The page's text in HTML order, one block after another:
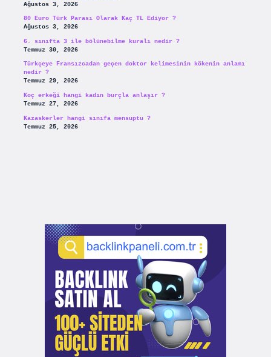
Ağustos 3, 2026
80 Euro Türk Parası Olarak Kaç TL Ediyor ?
Ağustos 3, 2026
6. sınıfta 3 ile bölünebilme kuralı nedir ?
Temmuz 30, 2026
Türkçeye Fransızcadan geçen doktor kelimesinin kökenin anlamı
nedir ?
Temmuz 29, 2026
Koç erkeği hangi kadın burçla anlaşır ?
Temmuz 27, 2026
Kazaskerler hangi sınıfa mensuptu ?
Temmuz 25, 2026